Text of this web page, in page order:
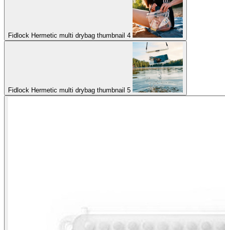
Fidlock Hermetic multi drybag thumbnail 4
Fidlock Hermetic multi drybag thumbnail 5